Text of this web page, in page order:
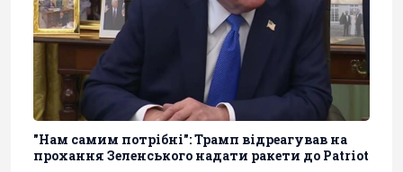
"Нам самим потрібні": Трамп відреагував на
прохання Зеленського надати ракети до Patriot